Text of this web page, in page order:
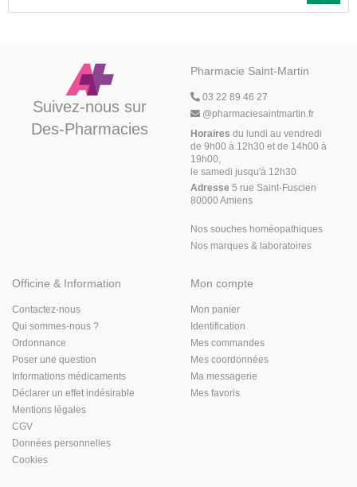
Suivez-nous sur
Des-Pharmacies
Pharmacie Saint-Martin
03 22 89 46 27
@pharmaciesaintmartin.fr
Horaires du lundi au vendredi
de 9h00 à 12h30 et de 14h00 à
19h00,
le samedi jusqu'à 12h30
Adresse 5 rue Saint-Fuscien
80000 Amiens
Nos souches homéopathiques
Nos marques & laboratoires
Officine & Information
Contactez-nous
Qui sommes-nous ?
Ordonnance
Poser une question
Informations médicaments
Déclarer un effet indésirable
Mentions légales
CGV
Données personnelles
Cookies
Mon compte
Mon panier
Identification
Mes commandes
Mes coordonnées
Ma messagerie
Mes favoris